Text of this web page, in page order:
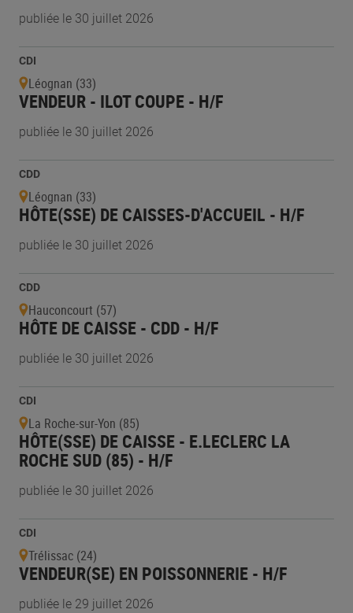
publiée le 30 juillet 2026
CDI
Léognan (33)
VENDEUR - ILOT COUPE - H/F
publiée le 30 juillet 2026
CDD
Léognan (33)
HÔTE(SSE) DE CAISSES-D'ACCUEIL - H/F
publiée le 30 juillet 2026
CDD
Hauconcourt (57)
HÔTE DE CAISSE - CDD - H/F
publiée le 30 juillet 2026
CDI
La Roche-sur-Yon (85)
HÔTE(SSE) DE CAISSE - E.LECLERC LA
ROCHE SUD (85) - H/F
publiée le 30 juillet 2026
CDI
Trélissac (24)
VENDEUR(SE) EN POISSONNERIE - H/F
publiée le 29 juillet 2026